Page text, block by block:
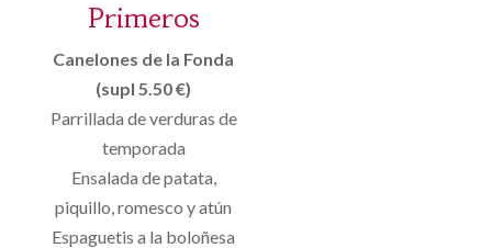
Primeros
Canelones de la Fonda
(supl 5.50 €)
Parrillada de verduras de
temporada
Ensalada de patata,
piquillo, romesco y atún
Espaguetis a la boloñesa